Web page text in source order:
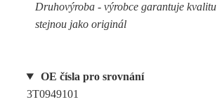
Druhovýroba - výrobce garantuje kvalitu
stejnou jako originál
OE čísla pro srovnání
3T0949101